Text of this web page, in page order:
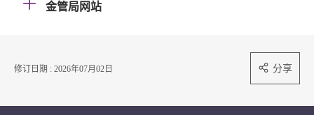
金管局网站
修订日期 : 2026年07月02日 分享